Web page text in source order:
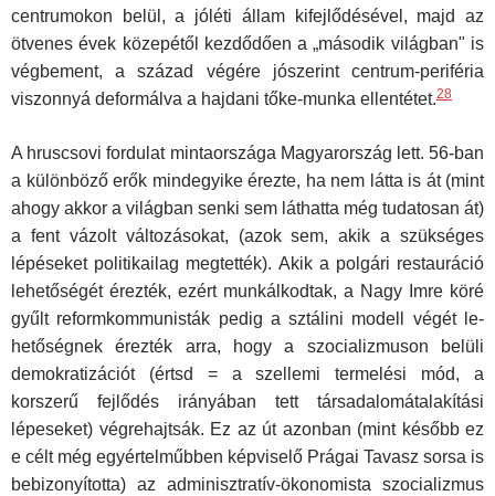
centrumokon belül, a jóléti állam kifejlődésé­vel, majd az
ötvenes évek közepétől kezdődően a „második világban" is
végbement, a század végére jószerint centrum-periféria
viszonnyá de­formálva a hajdani tőke-munka ellentétet.28
A hruscsovi fordulat mintaországa Magyarország lett. 56-ban
a külön­böző erők mindegyike érezte, ha nem látta is át (mint
ahogy akkor a vi­lágban senki sem láthatta még tudatosan át)
a fent vázolt változásokat, (azok sem, akik a szükséges
lépéseket politikailag megtették). Akik a polgári restauráció
lehetőségét érezték, ezért munkálkodtak, a Nagy Im­re köré
gyűlt reformkommunisták pedig a sztálini modell végét le­
hetőségnek érezték arra, hogy a szocializmuson belüli
demokratizációt (értsd = a szellemi termelési mód, a
korszerű fejlődés irányában tett tár­sadalomátalakítási
lépeseket) végrehajtsák. Ez az út azonban (mint később ez
e célt még egyértelműbben képviselő Prágai Tavasz sorsa is
bebizonyította) az adminisztratív-ökonomista szocializmus